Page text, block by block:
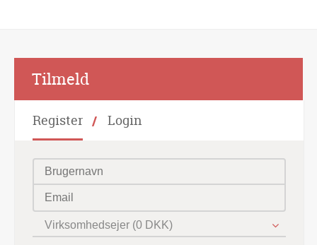
Tilmeld
Register Login
Virksomhedsejer (0 DKK)